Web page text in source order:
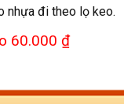
nhựa đi theo lọ keo.
60.000 ₫